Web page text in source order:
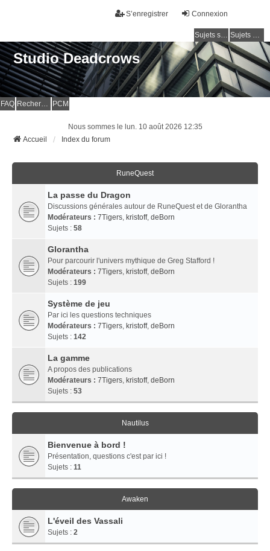
Connexion
S’enregistrer
Sujets sans réponse Sujets actifs
Studio Deadcrows
FAQ Rechercher PCM
Nous sommes le lun. 10 août 2026 12:35
Accueil
Index du forum
RuneQuest
La passe du Dragon
Discussions générales autour de RuneQuest et de Glorantha
Modérateurs : 7Tigers, kristoff, deBorn
Sujets : 58
Glorantha
Pour parcourir l'univers mythique de Greg Stafford !
Modérateurs : 7Tigers, kristoff, deBorn
Sujets : 199
Système de jeu
Par ici les questions techniques
Modérateurs : 7Tigers, kristoff, deBorn
Sujets : 142
La gamme
A propos des publications
Modérateurs : 7Tigers, kristoff, deBorn
Sujets : 53
Nautilus
Bienvenue à bord !
Présentation, questions c'est par ici !
Sujets : 11
Awaken
L'éveil des Vassali
Sujets : 2